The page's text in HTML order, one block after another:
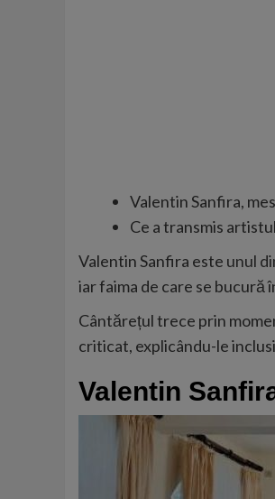
Valentin Sanfira,
Ce a transmis artistul
Valentin Sanfira este unul
iar faima de care se bucură
Cântărețul trece prin
criticat, explicându-le
Valentin